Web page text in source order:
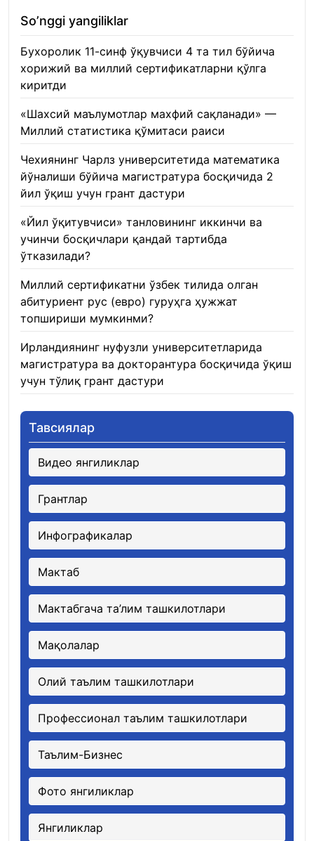
So’nggi yangiliklar
Бухоролик 11-синф ўқувчиси 4 та тил бўйича
хорижий ва миллий сертификатларни қўлга
киритди
«Шахсий маълумотлар махфий сақланади» —
Миллий статистика қўмитаси раиси
Чехиянинг Чарлз университетида математика
йўналиши бўйича магистратура босқичида 2
йил ўқиш учун грант дастури
«Йил ўқитувчиси» танловининг иккинчи ва
учинчи босқичлари қандай тартибда
ўтказилади?
Миллий сертификатни ўзбек тилида олган
абитуриент рус (евро) гуруҳга ҳужжат
топшириши мумкинми?
Ирландиянинг нуфузли университетларида
магистратура ва докторантура босқичида ўқиш
учун тўлиқ грант дастури
Тавсиялар
Видео янгиликлар
Грантлар
Инфографикалар
Мактаб
Мактабгача та’лим ташкилотлари
Мақолалар
Олий таълим ташкилотлари
Профессионал таълим ташкилотлари
Таълим-Бизнес
Фото янгиликлар
Янгиликлар